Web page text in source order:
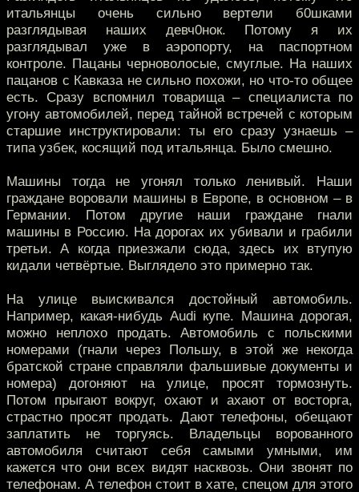
итальянцы очень сильно вертели б0шками
разглядывая наших девч0нок. Потому я их
разглядывал уже в аэропорту, на паспортном
контроле. Пацаны черноволосые, смуглые. На наших
пацанов с Кавказа не сильно похожи, но что-то общее
есть. Сразу вспомнил товарища – специалиста по
угону автомобилей, перед тайной встречей с которым
старшие инструктировали: ты его сразу узнаешь –
типа узбек, косящий под итальянца. Было смешно.
Машины тогда не угонял только ленивый. Наши
граждане воровали машины в Европе, в основном – в
Германии. Потом другие наши граждане гнали
машины в Россию. На дорогах их убивали и грабили
третьи. А когда приезжали сюда, здесь их втупую
кидали четвёртые. Выглядело это примерно так.
На улице выискивался достойный автомобиль.
Например, какая-нибудь Audi купе. Машина дорогая,
можно неплохо продать. Автомобиль с польскими
номерами (гнали через Польшу, в этой же некогда
братской стране справляли фальшивые документы и
номера) догоняют на улице, просят тормознуть.
Потом прыгают вокруг, охают и ахают от восторга,
страстно просят продать. Дают телефоны, обещают
заплатить не торгуясь. Владельцы ворованного
автомобиля считают себя самыми умными, им
кажется что они всех видят насквозь. Они звонят по
телефонам. А телефон стоит в хате, спецом для этого